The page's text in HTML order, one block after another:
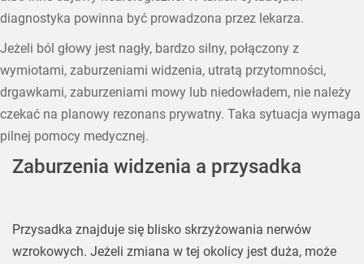
diagnostyka powinna być prowadzona przez lekarza.
Jeżeli ból głowy jest nagły, bardzo silny, połączony z
wymiotami, zaburzeniami widzenia, utratą przytomności,
drgawkami, zaburzeniami mowy lub niedowładem, nie należy
czekać na planowy rezonans prywatny. Taka sytuacja wymaga
pilnej pomocy medycznej.
Zaburzenia widzenia a przysadka
Przysadka znajduje się blisko skrzyżowania nerwów
wzrokowych. Jeżeli zmiana w tej okolicy jest duża, może